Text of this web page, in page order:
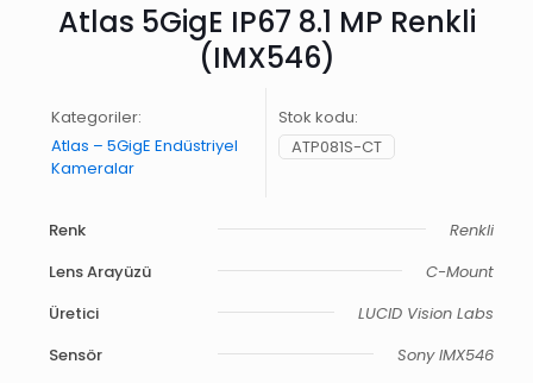
Atlas 5GigE IP67 8.1 MP Renkli
(IMX546)
Kategoriler:
Atlas – 5GigE Endüstriyel
Kameralar
Stok kodu:
ATP081S-CT
Renk
Renkli
Lens Arayüzü
C-Mount
Üretici
LUCID Vision Labs
Sensör
Sony IMX546